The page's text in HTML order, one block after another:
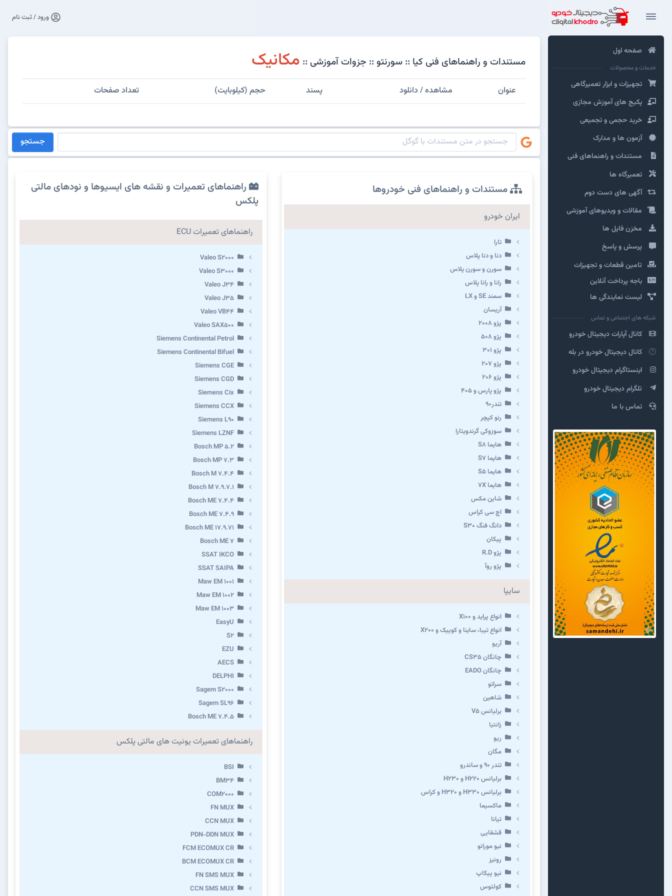
صفحه اول
خدمات و محصولات
تجهیزات و ابزار تعمیرگاهی
پکیج های آموزش مجازی
خرید حجمی و تجمیعی
آزمون ها و مدارک
مستندات و راهنماهای فنی
تعمیرگاه ها
آگهی های دست دوم
مقالات و ویدیوهای آموزشی
مخزن فایل ها
پرسش و پاسخ
تامین قطعات و تجهیزات
باجه پرداخت آنلاین
لیست نمایندگی ها
شبکه های اجتماعی و تماس
کانال آپارات دیجیتال خودرو
کانال دیجیتال خودرو در بله
اینستاگرام دیجیتال خودرو
تلگرام دیجیتال خودرو
تماس با ما
ورود / ثبت نام
مستندات و راهنماهای فنی کیا :: سورنتو :: جزوات آموزشی :: مکانیک
عنوان مشاهده / دانلود پسند حجم (کیلوبایت) تعداد صفحات
جستجو
مستندات و راهنماهای فنی خودروها
ایران خودرو
تارا
دنا و دنا پلاس
سورن و سورن پلاس
رانا و رانا پلاس
سمند SE و LX
آریسان
پژو ۲۰۰۸
پژو ۵۰۸
پژو 301
پژو ۲۰۷
پژو ۲۰۶
پژو پارس و ۴۰۵
تندر۹۰
رنو کپچر
سوزوکی گرندویتارا
هایما S8
هایما S7
هایما S5
هایما 7X
شاین مکس
اچ سی کراس
دانگ فنگ S30
پیکان
پژو R.D
پژو روآ
سایپا
انواع پراید و X100
انواع تیبا، ساینا و کوییک و X200
آریو
چانگان CS35
چانگان EADO
سراتو
شاهین
برلیانس V5
زانتیا
ریو
مگان
تندر ۹۰ و ساندرو
برلیانس H220 و H230
برلیانس H330 و H320 و کراس
ماکسیما
تیانا
قشقایی
نیو مورانو
رونیز
نیو پیکاپ
كولئوس
راهنماهای تعمیرات و نقشه های ایسیوها و نودهای مالتی
پلکس
راهنماهای تعمیرات ECU
Valeo S2000
Valeo S3000
Valeo J34
Valeo J35
Valeo VB44
Valeo SAX500
Siemens Continental Petrol
Siemens Continental Bifuel
Siemens CGE
Siemens CGD
Siemens Cix
Siemens CCX
Siemens L90
Siemens LZNF
Bosch MP 5.2
Bosch MP 7.3
Bosch M 7.4.4
Bosch M 7.9.7.1
Bosch ME 7.4.4
Bosch ME 7.4.9
Bosch ME 17.9.71
Bosch ME 7
SSAT IKCO
SSAT SAIPA
Maw EM 1001
Maw EM 1002
Maw EM 1003
EasyU
S2
EZU
AECS
DELPHI
Sagem S2000
Sagem SL96
Bosch ME 7.4.5
راهنماهای تعمیرات یونیت های مالتی پلکس
BSI
BM34
COM2000
FN MUX
CCN MUX
PDN-DDN MUX
FCM ECOMUX CR
BCM ECOMUX CR
FN SMS MUX
CCN SMS MUX